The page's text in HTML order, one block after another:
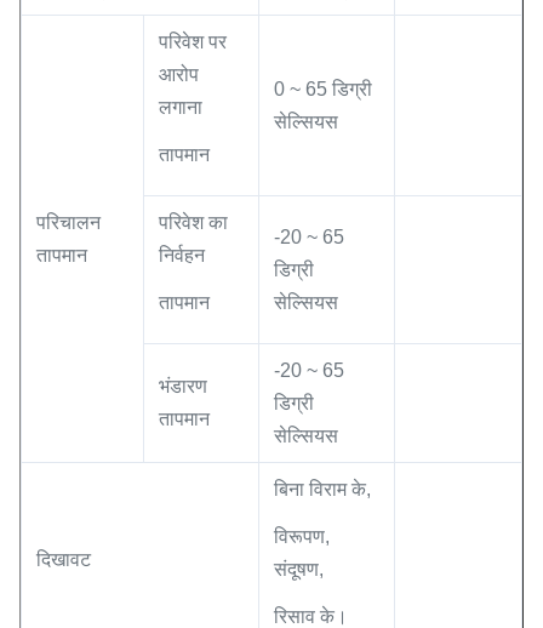
परिचालन
तापमान
परिवेश पर
आरोप
लगाना
तापमान
0 ~ 65 डिग्री
सेल्सियस
परिवेश का
निर्वहन
तापमान
-20 ~ 65
डिग्री
सेल्सियस
भंडारण
तापमान
-20 ~ 65
डिग्री
सेल्सियस
दिखावट
बिना विराम के,
विरूपण,
संदूषण,
रिसाव के।